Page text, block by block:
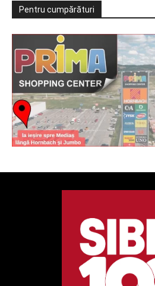
Pentru cumpărături